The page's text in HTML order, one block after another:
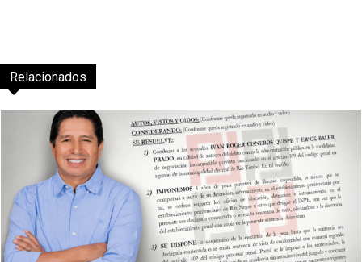
Relacionados